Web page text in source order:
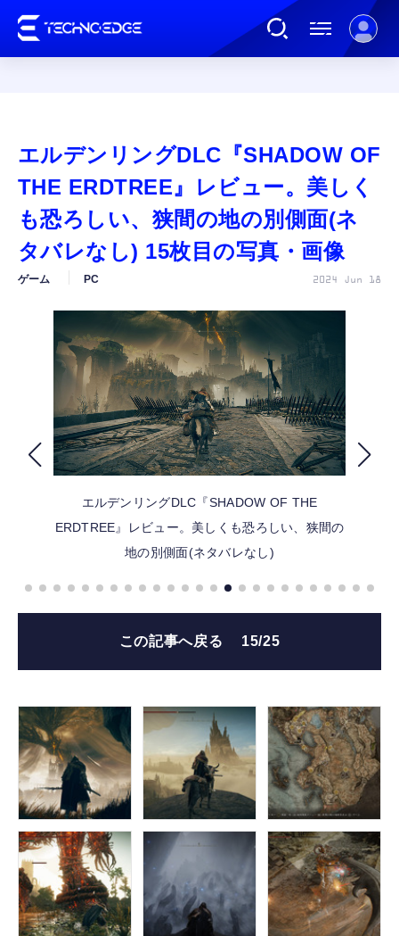
AI
ガジェット
カルチャー
公式ストア
FOLLOW US
エルデンリングDLC『SHADOW OF
THE ERDTREE』レビュー。美しく
も恐ろしい、狭間の地の別側面(ネ
タバレなし) 15枚目の写真・画像
ゲーム PC 2024 Jun 18
エルデンリングDLC『SHADOW OF THE
ERDTREE』レビュー。美しくも恐ろしい、狭間の
地の別側面(ネタバレなし)
この記事へ戻る 15/25